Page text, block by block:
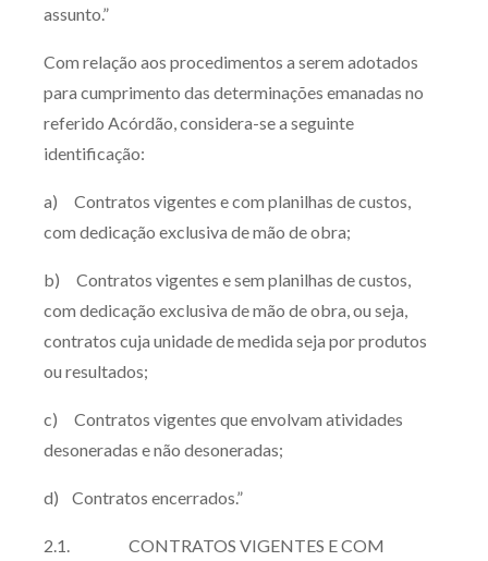
assunto.”
Com relação aos procedimentos a serem adotados
para cumprimento das determinações emanadas no
referido Acórdão, considera-se a seguinte
identificação:
a) Contratos vigentes e com planilhas de custos,
com dedicação exclusiva de mão de obra;
b) Contratos vigentes e sem planilhas de custos,
com dedicação exclusiva de mão de obra, ou seja,
contratos cuja unidade de medida seja por produtos
ou resultados;
c) Contratos vigentes que envolvam atividades
desoneradas e não desoneradas;
d) Contratos encerrados.”
2.1. CONTRATOS VIGENTES E COM